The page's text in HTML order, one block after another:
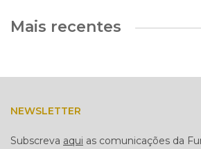
Mais recentes
NEWSLETTER
Subscreva aqui as comunicações da